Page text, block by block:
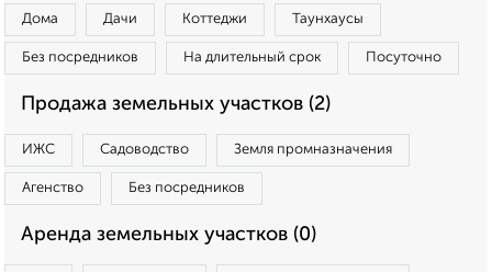
Дома Дачи Коттеджи Таунхаусы
Без посредников На длительный срок Посуточно
Продажа земельных участков (2)
ИЖС Садоводство Земля промназначения
Агенство Без посредников
Аренда земельных участков (0)